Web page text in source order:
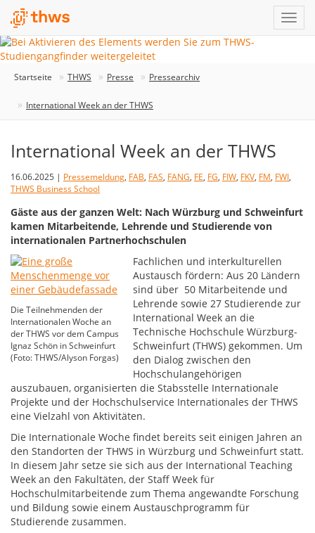
Startseite THWS Presse Pressearchiv
International Week an der THWS
International Week an der THWS
16.06.2025 | Pressemeldung, FAB, FAS, FANG, FE, FG, FIW, FKV, FM, FWI,
THWS Business School
Gäste aus der ganzen Welt: Nach Würzburg und Schweinfurt
kamen Mitarbeitende, Lehrende und Studierende von
internationalen Partnerhochschulen
Die Teilnehmenden der
Internationalen Woche an
der THWS vor dem Campus
Ignaz Schön in Schweinfurt
(Foto: THWS/Alyson Forgas)
Fachlichen und interkulturellen
Austausch fördern: Aus 20 Ländern
sind über 50 Mitarbeitende und
Lehrende sowie 27 Studierende zur
International Week an die
Technische Hochschule Würzburg-
Schweinfurt (THWS) gekommen. Um
den Dialog zwischen den
Hochschulangehörigen
auszubauen, organisierten die Stabsstelle Internationale
Projekte und der Hochschulservice Internationales der THWS
eine Vielzahl von Aktivitäten.
Die Internationale Woche findet bereits seit einigen Jahren an
den Standorten der THWS in Würzburg und Schweinfurt statt.
In diesem Jahr setze sie sich aus der International Teaching
Week an den Fakultäten, der Staff Week für
Hochschulmitarbeitende zum Thema angewandte Forschung
und Bildung sowie einem Austauschprogramm für
Studierende zusammen.